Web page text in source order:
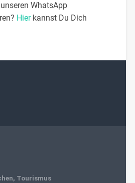
WhatsApp
Hier kannst Du Dich
, Tourismus